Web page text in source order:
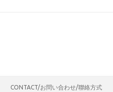
CONTACT/お問い合わせ/聯絡方式